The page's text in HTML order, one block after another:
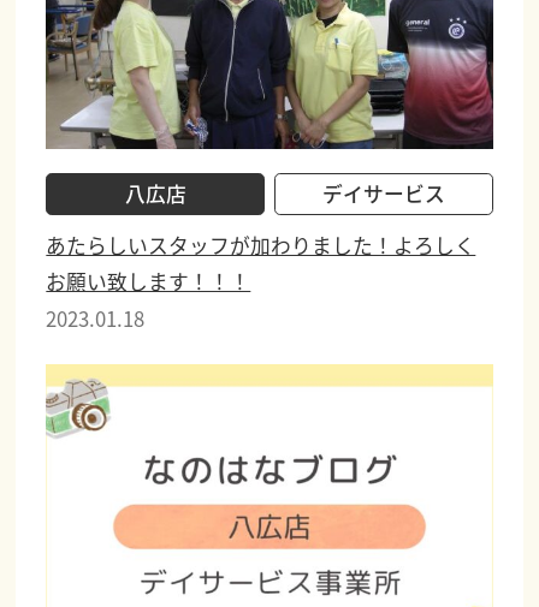
八広店
デイサービス
あたらしいスタッフが加わりました！よろしく
お願い致します！！！
2023.01.18